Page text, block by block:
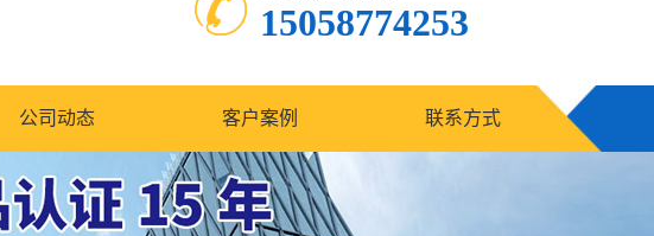
15058774253
公司动态 客户案例 联系方式